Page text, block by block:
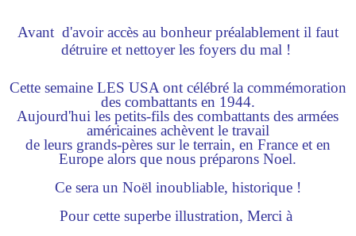
Avant d'avoir accès au bonheur préalablement il faut
détruire et nettoyer les foyers du mal !
Cette semaine LES USA ont célébré la commémoration
des combattants en 1944.
Aujourd'hui les petits-fils des combattants des armées
américaines achèvent le travail
de leurs grands-pères sur le terrain, en France et en
Europealors que nous préparons Noel.
Ce sera un Noël inoubliable, historique !
Pour cette superbe illustration, Merci à